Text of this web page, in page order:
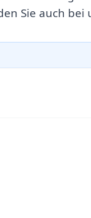
Sie auch bei